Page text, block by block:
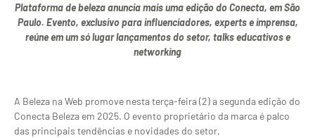
Plataforma de beleza anuncia mais uma edição do Conecta, em São
Paulo. Evento, exclusivo para influenciadores, experts e imprensa,
reúne em um só lugar lançamentos do setor, talks educativos e
networking
A Beleza na Web promove nesta terça-feira (2) a segunda edição do
Conecta Beleza em 2025. O evento proprietário da marca é palco
das principais tendências e novidades do setor,